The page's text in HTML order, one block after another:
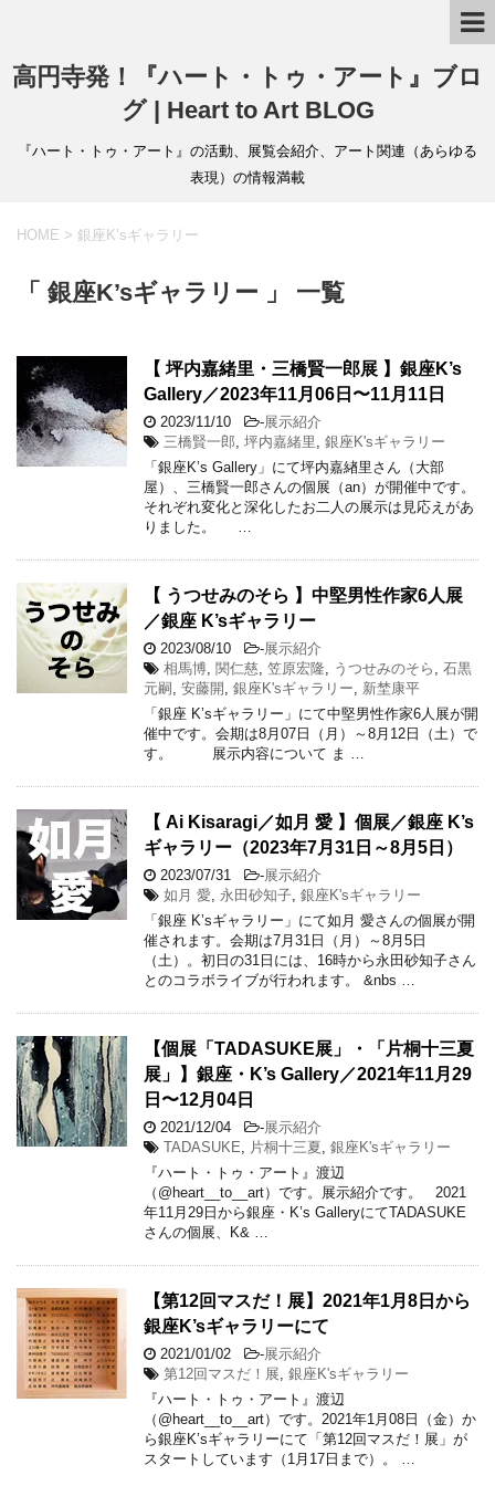
高円寺発！『ハート・トゥ・アート』ブロ
グ | Heart to Art BLOG
『ハート・トゥ・アート』の活動、展覧会紹介、アート関連（あらゆる
表現）の情報満載
HOME > 銀座K’sギャラリー
「 銀座K’sギャラリー 」 一覧
【 坪内嘉緒里・三橋賢一郎展 】銀座K’s
Gallery／2023年11月06日〜11月11日
2023/11/10 -展示紹介
三橋賢一郎 坪内嘉緒里
銀座K'sギャラリー
「銀座K’s Gallery」にて坪内嘉緖里さん（大部
屋）、三橋賢一郎さんの個展（an）が開催中です。
それぞれ変化と深化したお二人の展示は見応えがあ
りました。 …
【 うつせみのそら 】中堅男性作家6人展
／銀座 K’sギャラリー
2023/08/10 -展示紹介
相馬博 関仁慈 笠原宏隆 うつせみのそら
石黒
元嗣 安藤開 銀座K'sギャラリー
新埜康平
「銀座 K’sギャラリー」にて中堅男性作家6人展が開
催中です。会期は8月07日（月）～8月12日（土）で
す。 展示内容について ま …
【 Ai Kisaragi／如月 愛 】個展／銀座 K’s
ギャラリー（2023年7月31日～8月5日）
2023/07/31 -展示紹介
如月 愛 永田砂知子 銀座K'sギャラリー
「銀座 K’sギャラリー」にて如月 愛さんの個展が開
催されます。会期は7月31日（月）～8月5日
（土）。初日の31日には、16時から永田砂知子さん
とのコラボライブが行われます。 &nbs …
【個展「TADASUKE展」・「片桐十三夏
展」】銀座・K’s Gallery／2021年11月29
日〜12月04日
2021/12/04 -展示紹介
TADASUKE
片桐十三夏 銀座K'sギャラリー
『ハート・トゥ・アート』渡辺
（@heart__to__art）です。展示紹介です。 2021
年11月29日から銀座・K’s GalleryにてTADASUKE
さんの個展、K& …
【第12回マスだ！展】2021年1月8日から
銀座K’sギャラリーにて
2021/01/02 -展示紹介
第12回マスだ！展 銀座K'sギャラリー
『ハート・トゥ・アート』渡辺
（@heart__to__art）です。2021年1月08日（金）か
ら銀座K’sギャラリーにて「第12回マスだ！展」が
スタートしています（1月17日まで）。 …